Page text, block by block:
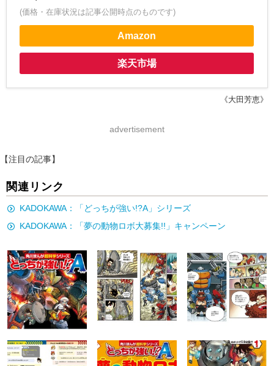
(価格・在庫状況は記事公開時点のものです)
Amazon
楽天市場
《大田芳恵》
advertisement
【注目の記事】
関連リンク
KADOKAWA：「どっちが強い!?A」シリーズ
KADOKAWA：「夢の動物ロボ大募集!!」キャンペーン